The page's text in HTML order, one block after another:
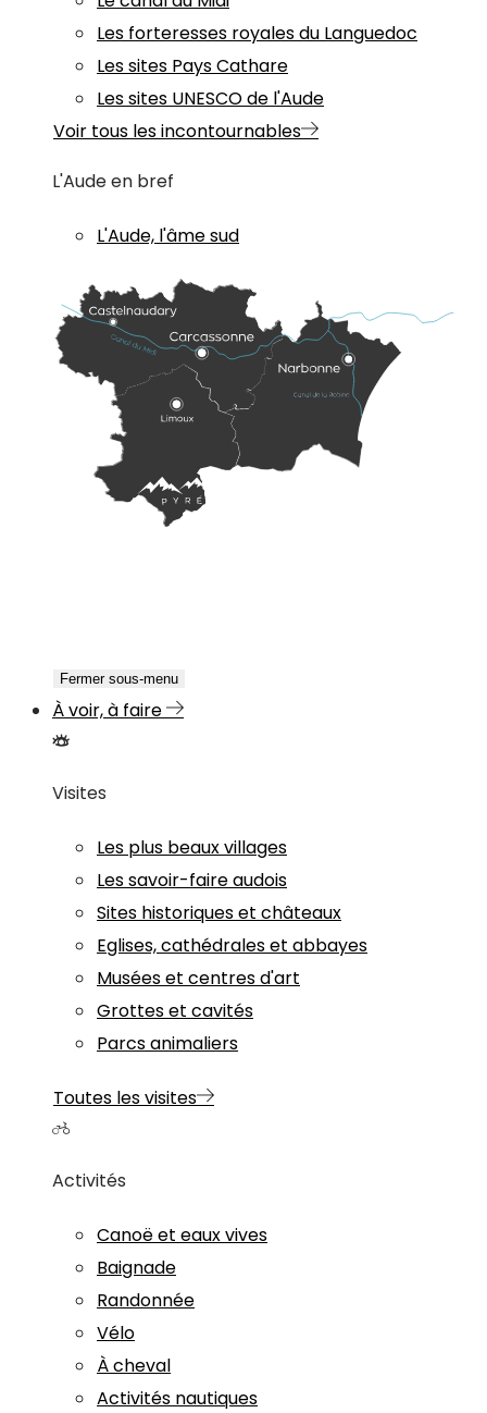
Les forteresses royales du Languedoc
Les sites Pays Cathare
Les sites UNESCO de l'Aude
Voir tous les incontournables
L'Aude en bref
L'Aude, l'âme sud
Fermer sous-menu
À voir, à faire
Visites
Les plus beaux villages
Les savoir-faire audois
Sites historiques et châteaux
Eglises, cathédrales et abbayes
Musées et centres d'art
Grottes et cavités
Parcs animaliers
Toutes les visites
Activités
Canoë et eaux vives
Baignade
Randonnée
Vélo
À cheval
Activités nautiques